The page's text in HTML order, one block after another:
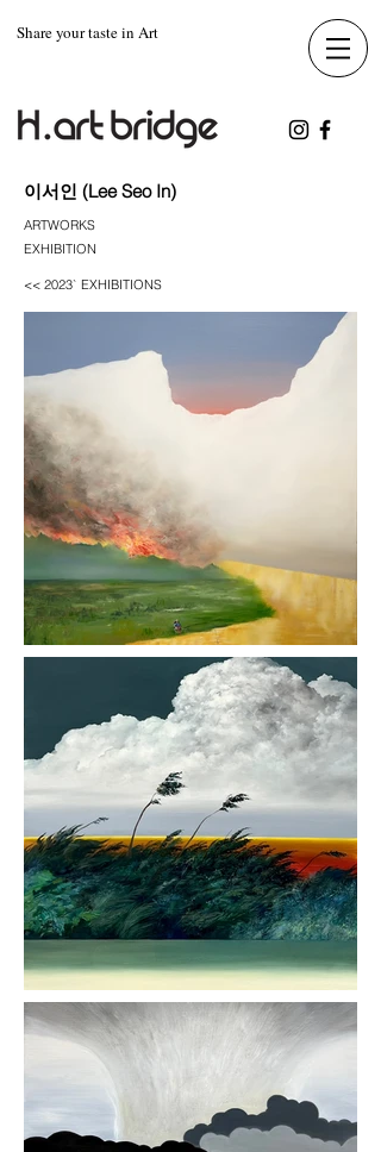
Share your taste in Art
이서인 (Lee Seo In)
ARTWORKS
EXHIBITION
<< 2023` EXHIBITIONS